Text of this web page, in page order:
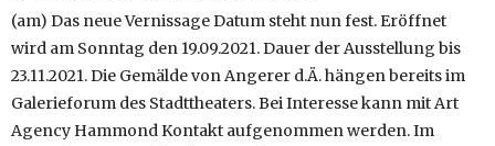
(am) Das neue Vernissage Datum steht nun fest. Eröffnet
wird am Sonntag den 19.09.2021. Dauer der Ausstellung bis
23.11.2021. Die Gemälde von Angerer d.Ä. hängen bereits im
Galerieforum des Stadttheaters. Bei Interesse kann mit Art
Agency Hammond Kontakt aufgenommen werden. Im